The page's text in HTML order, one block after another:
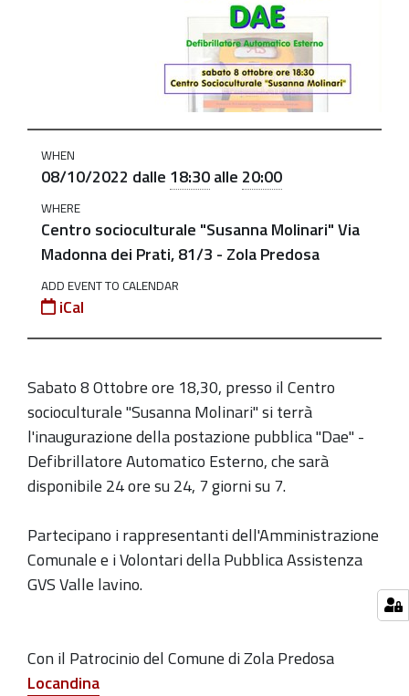
postazione
presso
Centro
Molinari
2022-
08T18:30:00+02:00
2022-
10-
08T20:00:00+02:00
WHEN
08/10/2022 dalle 18:30alle 20:00
WHERE
Centro socioculturale "Susanna Molinari" Via
Madonna dei Prati, 81/3 - Zola Predosa
ADD EVENT TO CALENDAR
iCal
Sabato 8 Ottobre ore 18,30, presso il Centro
socioculturale "Susanna Molinari" si terrà
l'inaugurazione della postazione pubblica "Dae" -
Defibrillatore Automatico Esterno, che sarà
disponibile 24 ore su 24, 7 giorni su 7.
Partecipano i rappresentanti dell'Amministrazione
Comunale e i Volontari della Pubblica Assistenza
GVS Valle lavino.
Con il Patrocinio del Comune di Zola Predosa
Locandina